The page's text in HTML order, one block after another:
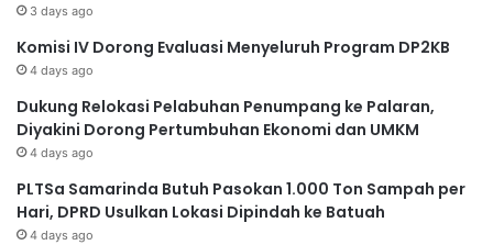
3 days ago
Komisi IV Dorong Evaluasi Menyeluruh Program DP2KB
4 days ago
Dukung Relokasi Pelabuhan Penumpang ke Palaran,
Diyakini Dorong Pertumbuhan Ekonomi dan UMKM
4 days ago
PLTSa Samarinda Butuh Pasokan 1.000 Ton Sampah per
Hari, DPRD Usulkan Lokasi Dipindah ke Batuah
4 days ago